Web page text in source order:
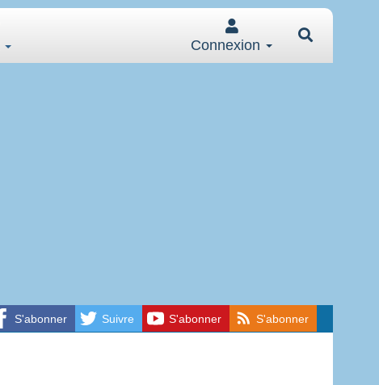
Connexion
S'abonner Suivre S'abonner S'abonner